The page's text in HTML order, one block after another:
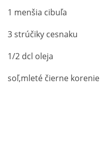
1 menšia cibuľa
3 strúčiky cesnaku
1/2 dcl oleja
soľ,mleté čierne korenie